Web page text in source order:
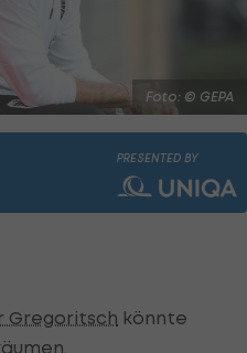
Foto: © GEPA
PRESENTED BY
Gregoritsch könnte